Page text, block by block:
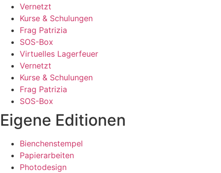
Vernetzt
Kurse & Schulungen
Frag Patrizia
SOS-Box
Virtuelles Lagerfeuer
Vernetzt
Kurse & Schulungen
Frag Patrizia
SOS-Box
Eigene Editionen
Bienchenstempel
Papierarbeiten
Photodesign